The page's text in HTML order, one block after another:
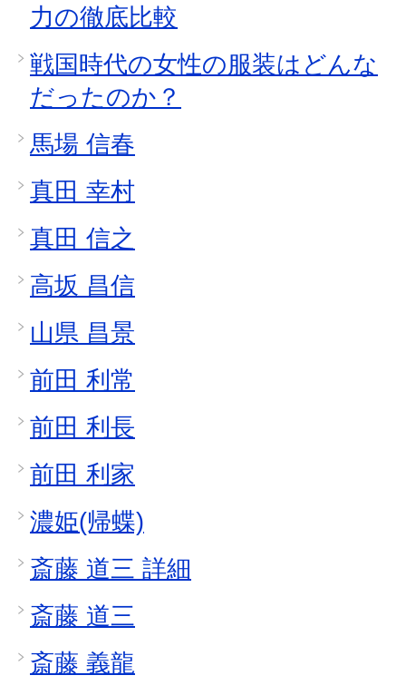
力の徹底比較
戦国時代の女性の服装はどんな
だったのか？
馬場 信春
真田 幸村
真田 信之
高坂 昌信
山県 昌景
前田 利常
前田 利長
前田 利家
濃姫(帰蝶)
斎藤 道三 詳細
斎藤 道三
斎藤 義龍